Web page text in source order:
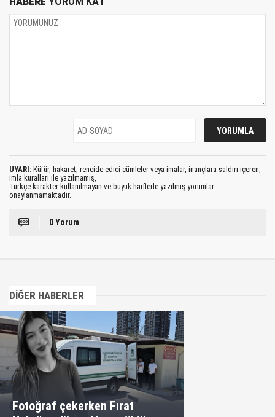
UYARI: Küfür, hakaret, rencide edici cümleler veya imalar, inançlara saldırı içeren,
imla kuralları ile yazılmamış,
Türkçe karakter kullanılmayan ve büyük harflerle yazılmış yorumlar
onaylanmamaktadır.
0 Yorum
DİĞER HABERLER
Fotoğraf çekerken Fırat